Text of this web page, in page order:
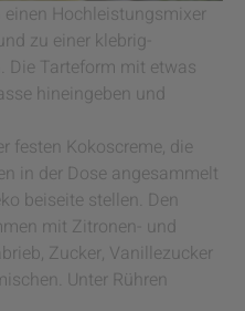
Hochleistungsmixer
zu einer klebrig-
Die Tarteform mit etwas
hineingeben und
festen Kokoscreme, die
in der Dose angesammelt
beiseite stellen. Den
mit Zitronen- und
Zucker, Vanillezucker
Unter Rühren